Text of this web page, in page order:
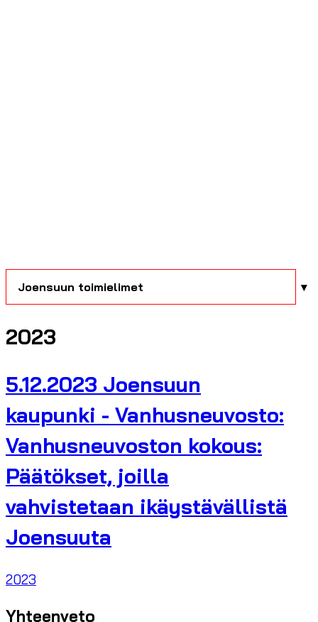
Joensuun toimielimet
2023
5.12.2023 Joensuun
kaupunki - Vanhusneuvosto:
Vanhusneuvoston kokous:
Päätökset, joilla
vahvistetaan ikäystävällistä
Joensuuta
2023
Yhteenveto